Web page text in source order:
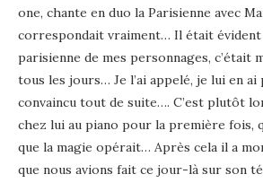
one, chante en duo la Parisienne avec
correspondait vraiment… Il était évident
parisienne de mes personnages, c’était
tous les jours… Je l’ai appelé, je lui en ai
convaincu tout de suite…. C’est plutôt
chez lui au piano pour la première fois,
que la magie opérait… Après cela il a
que nous avions fait ce jour-là sur son